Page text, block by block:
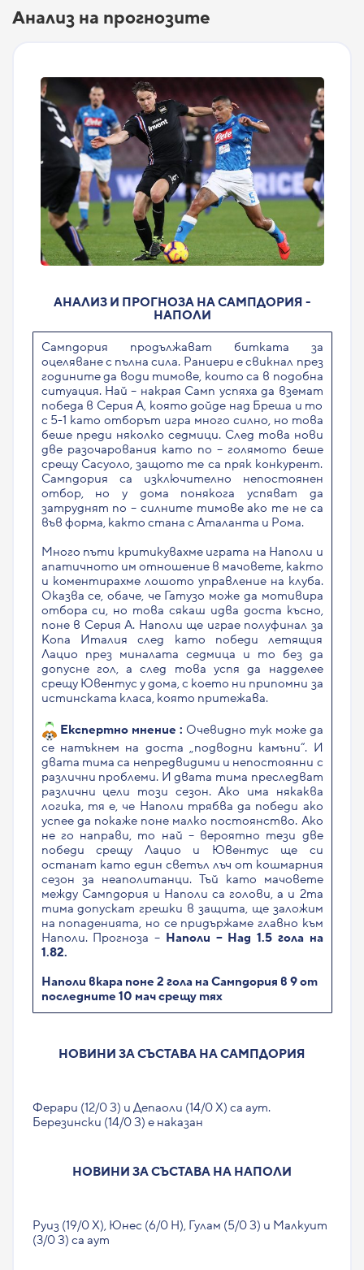
Анализ на прогнозите
АНАЛИЗ И ПРОГНОЗА НА САМПДОРИЯ -
НАПОЛИ
Сампдория продължават битката за
оцеляване с пълна сила. Раниери е свикнал през
годините да води тимове, които са в подобна
ситуация. Най – накрая Самп успяха да вземат
победа в Серия А, която дойде над Бреша и то
с 5-1 като отборът игра много силно, но това
беше преди няколко седмици. След това нови
две разочарования като по – голямото беше
срещу Сасуоло, защото те са пряк конкурент.
Сампдория са изключително непостоянен
отбор, но у дома понякога успяват да
затруднят по – силните тимове ако те не са
във форма, както стана с Аталанта и Рома.
Много пъти критикувахме играта на Наполи и
апатичното им отношение в мачовете, както
и коментирахме лошото управление на клуба.
Оказва се, обаче, че Гатузо може да мотивира
отбора си, но това сякаш идва доста късно,
поне в Серия А. Наполи ще играе полуфинал за
Копа Италия след като победи летящия
Лацио през миналата седмица и то без да
допусне гол, а след това успя да надделее
срещу Ювентус у дома, с което ни припомни за
истинската класа, която притежава.
Експертно мнение : Очевидно тук може да
се натъкнем на доста „подводни камъни“. И
двата тима са непредвидими и непостоянни с
различни проблеми. И двата тима преследват
различни цели този сезон. Ако има някаква
логика, тя е, че Наполи трябва да победи ако
успее да покаже поне малко постоянство. Ако
не го направи, то най – вероятно тези две
победи срещу Лацио и Ювентус ще си
останат като един светъл лъч от кошмарния
сезон за неаполитанци. Тъй като мачовете
между Сампдория и Наполи са голови, а и 2та
тима допускат грешки в защита, ще заложим
на попаденията, но се придържаме главно към
Наполи. Прогноза – Наполи – Над 1.5 гола на
1.82.
Наполи вкара поне 2 гола на Сампдория в 9 от
последните 10 мач срещу тях
НОВИНИ ЗА СЪСТАВА НА САМПДОРИЯ
Ферари (12/0 З) и Депаоли (14/0 Х) са аут.
Березински (14/0 З) е наказан
НОВИНИ ЗА СЪСТАВА НА НАПОЛИ
Руиз (19/0 Х), Юнес (6/0 Н), Гулам (5/0 З) и Малкуит
(3/0 З) са аут